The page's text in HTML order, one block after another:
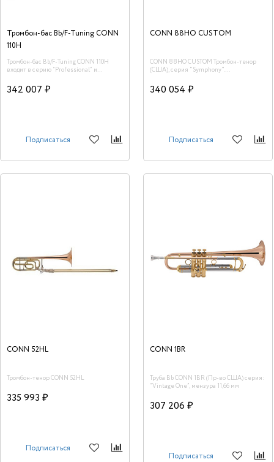
Тромбон-бас Bb/F-Tuning CONN
110H
Тромбон-бас Bb/F-Tuning CONN 110H
входит в серию “Professional” и
профессиональных музыкантов.<br />
342 007 ₽
Подписаться
CONN 88HO CUSTOM
CONN 88HO CUSTOM Тромбон-тенор
(США), серия "Symphony".
340 054 ₽
Подписаться
CONN 52HL
Тромбон-тенор CONN 52HL
335 993 ₽
Подписаться
CONN 1BR
Труба Bb CONN 1BR (Пр-во США) серия:
“Vintage One”, мензура 11,66 мм
307 206 ₽
Подписаться